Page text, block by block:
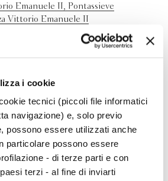
i cookie
tecnici (piccoli file informatici
navigazione) e, solo previo
possono essere utilizzati anche
particolare possono essere
- di terze parti e con
terzi - al fine di inviarti
Emanuele II, Pontassieve
Vittorio Emanuele II
- Pontassieve (FI)